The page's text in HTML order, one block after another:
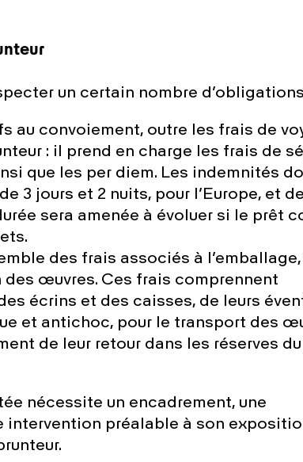
un certain nombre
au convoiement, outre les frais de
: il prend en charge les frais de
que les per diem. Les indemnités
3 jours et 2 nuits, pour l’Europe, et
sera amenée à évoluer si le prêt
des frais associés à l’emballage,
œuvres. Ces frais comprennent
écrins et des caisses, de leurs
et antichoc, pour le transport des
de leur retour dans les réserves du
nécessite un encadrement, une
intervention préalable à son